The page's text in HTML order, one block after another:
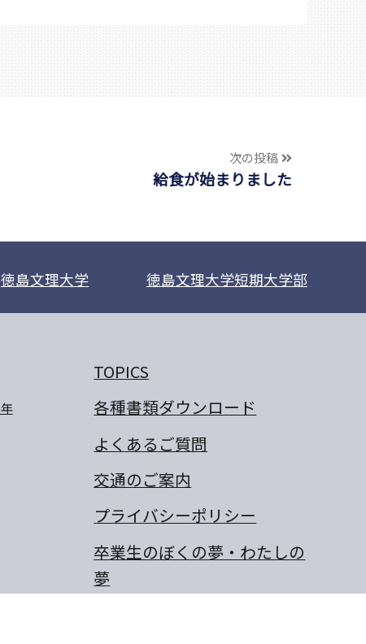
次の投稿
給食が始まりました
徳島文理大学 徳島文理大学短期大学部
TOPICS
各種書類ダウンロード
よくあるご質問
交通のご案内
プライバシーポリシー
卒業生のぼくの夢・わたしの
夢